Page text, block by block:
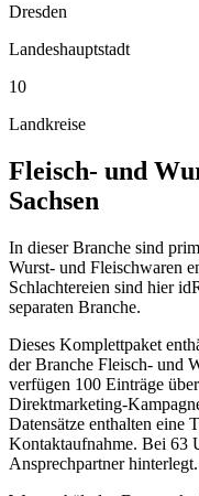
Dresden
Landeshauptstadt
10
Landkreise
Fleisch- und
Sachsen
In dieser Branche sind
Wurst- und Fleischwaren
Schlachtereien sind hier
separaten Branche.
Dieses Komplettpaket
der Branche Fleisch- und
verfügen 100 Einträge
Direktmarketing-
Datensätze enthalten eine
Kontaktaufnahme. Bei 63
Ansprechpartner hinterlegt.